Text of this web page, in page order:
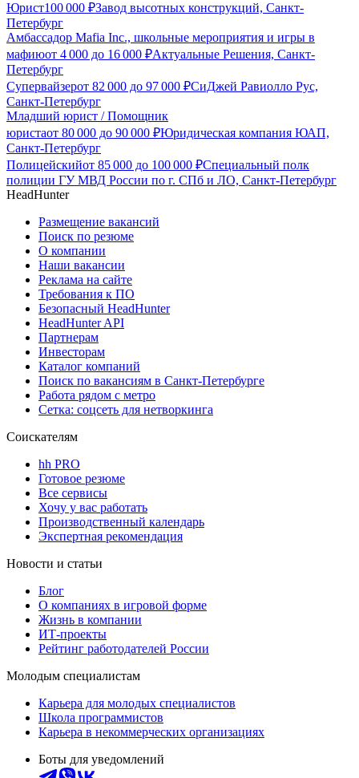
Юрист100 000 ₽Завод высотных конструкций, Санкт-
Петербург
Амбассадор Mafia Inc., школьные мероприятия и игры в
мафиюот 4 000 до 16 000 ₽Актуальные Решения, Санкт-
Петербург
Супервайзерот 82 000 до 97 000 ₽СиДжей Равиолло Рус,
Санкт-Петербург
Младший юрист / Помощник
юристаот 80 000 до 90 000 ₽Юридическая компания ЮАП,
Санкт-Петербург
Полицейскийот 85 000 до 100 000 ₽Специальный полк
полиции ГУ МВД России по г. СПб и ЛО, Санкт-Петербург
HeadHunter
Размещение вакансий
Поиск по резюме
О компании
Наши вакансии
Реклама на сайте
Требования к ПО
Безопасный HeadHunter
HeadHunter API
Партнерам
Инвесторам
Каталог компаний
Поиск по вакансиям в Санкт-Петербурге
Работа рядом с метро
Сетка: соцсеть для нетворкинга
Соискателям
hh PRO
Готовое резюме
Все сервисы
Хочу у вас работать
Производственный календарь
Экспертная рекомендация
Новости и статьи
Блог
О компаниях в игровой форме
Жизнь в компании
ИТ-проекты
Рейтинг работодателей России
Молодым специалистам
Карьера для молодых специалистов
Школа программистов
Карьера в некоммерческих организациях
Боты для уведомлений